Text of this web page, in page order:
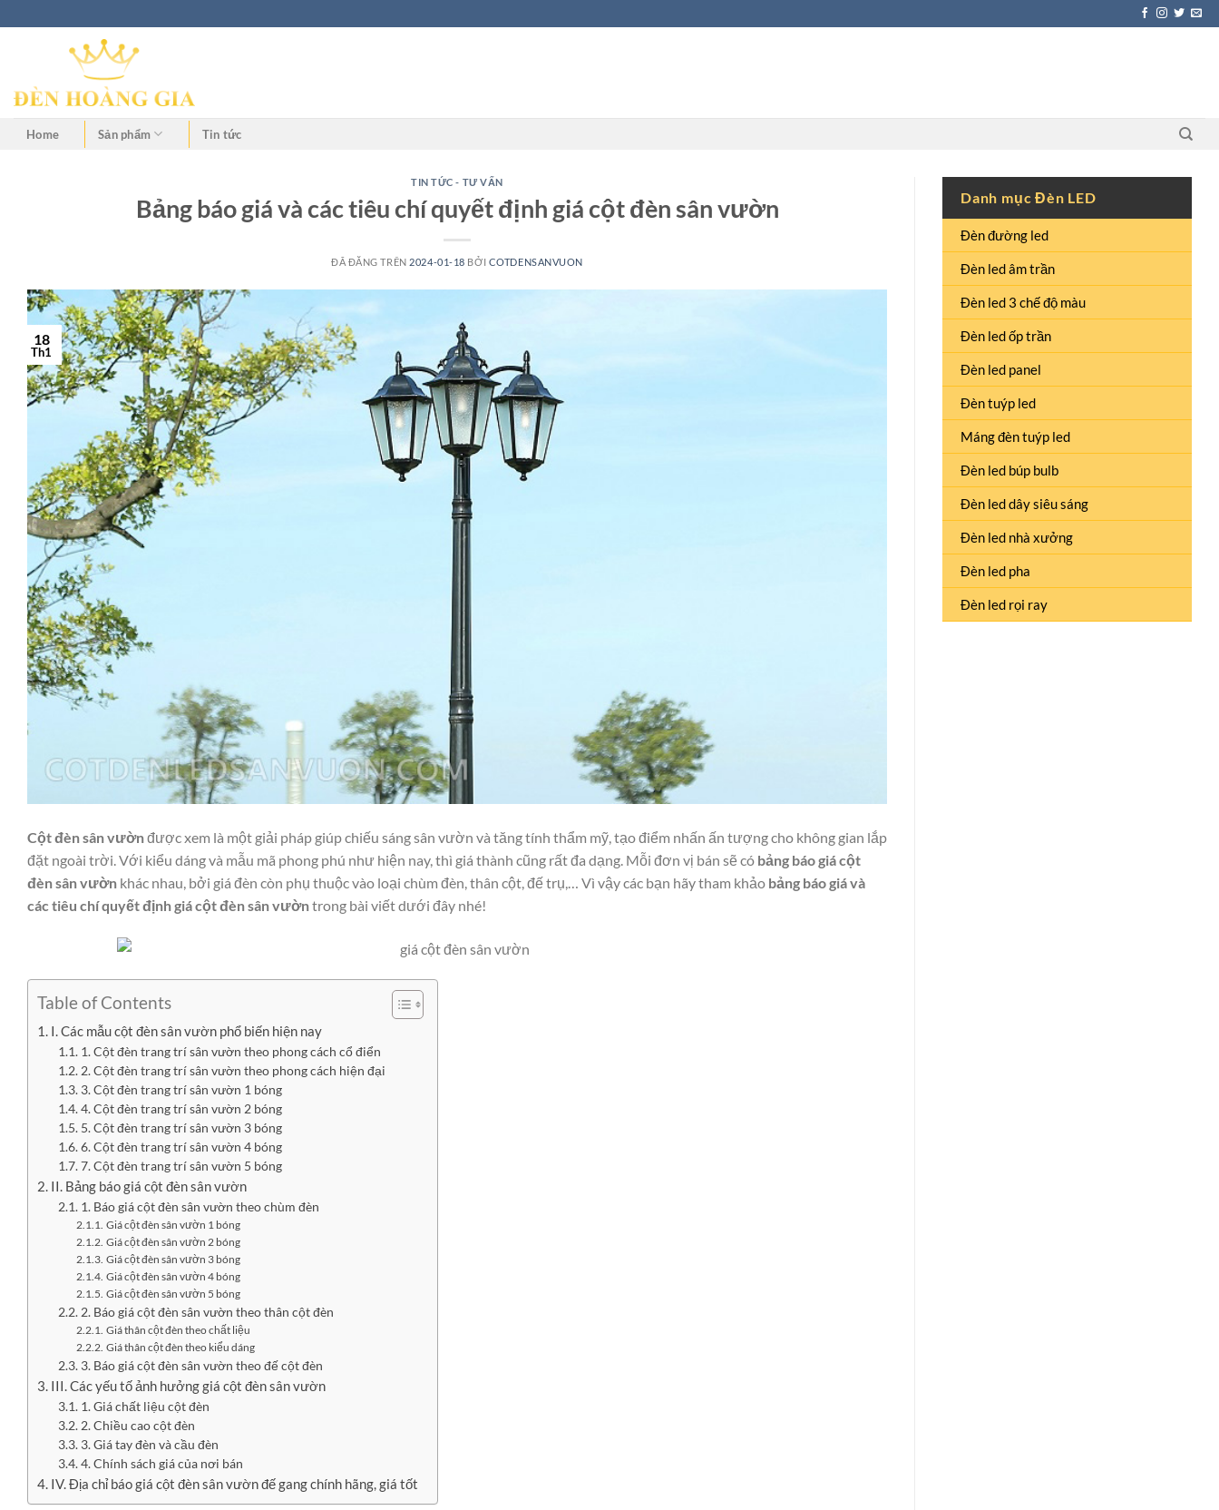
Home Sản phẩm Tin tức
TIN TỨC - TƯ VẤN
Bảng báo giá và các tiêu chí quyết định giá cột đèn sân vườn
ĐÃ ĐĂNG TRÊN 2024-01-18 BỞI COTDENSANVUON
18
Th1
Cột đèn sân vườnđược xem là một giải pháp giúp chiếu sáng sân vườn và tăng tính thẩm mỹ, tạo điểm nhấn ấn tượng cho không gian lắp
đặt ngoài trời. Với kiểu dáng và mẫu mã phong phú như hiện nay, thì giá thành cũng rất đa dạng. Mỗi đơn vị bán sẽ có bảng báo giá cột
đèn sân vườn khác nhau, bởi giá đèn còn phụ thuộc vào loại chùm đèn, thân cột, đế trụ,… Vì vậy các bạn hãy tham khảo bảng báo giá và
các tiêu chí quyết định giá cột đèn sân vườntrong bài viết dưới đây nhé!
Table of Contents
I. Các mẫu cột đèn sân vườn phổ biến hiện nay
1. Cột đèn trang trí sân vườn theo phong cách cổ điển
2. Cột đèn trang trí sân vườn theo phong cách hiện đại
3. Cột đèn trang trí sân vườn 1 bóng
4. Cột đèn trang trí sân vườn 2 bóng
5. Cột đèn trang trí sân vườn 3 bóng
6. Cột đèn trang trí sân vườn 4 bóng
7. Cột đèn trang trí sân vườn 5 bóng
II. Bảng báo giá cột đèn sân vườn
1. Báo giá cột đèn sân vườn theo chùm đèn
Giá cột đèn sân vườn 1 bóng
Giá cột đèn sân vườn 2 bóng
Giá cột đèn sân vườn 3 bóng
Giá cột đèn sân vườn 4 bóng
Giá cột đèn sân vườn 5 bóng
2. Báo giá cột đèn sân vườn theo thân cột đèn
Giá thân cột đèn theo chất liệu
Giá thân cột đèn theo kiểu dáng
3. Báo giá cột đèn sân vườn theo đế cột đèn
III. Các yếu tố ảnh hưởng giá cột đèn sân vườn
1. Giá chất liệu cột đèn
2. Chiều cao cột đèn
3. Giá tay đèn và cầu đèn
4. Chính sách giá của nơi bán
IV. Địa chỉ báo giá cột đèn sân vườn đế gang chính hãng, giá tốt
Danh mục Đèn LED
Đèn đường led
Đèn led âm trần
Đèn led 3 chế độ màu
Đèn led ốp trần
Đèn led panel
Đèn tuýp led
Máng đèn tuýp led
Đèn led búp bulb
Đèn led dây siêu sáng
Đèn led nhà xưởng
Đèn led pha
Đèn led rọi ray